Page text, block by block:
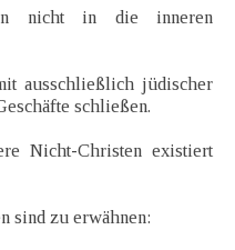
nicht in die inneren
ausschließlich jüdischer
schließen.
Nicht-Christen existiert
sind zu erwähnen: